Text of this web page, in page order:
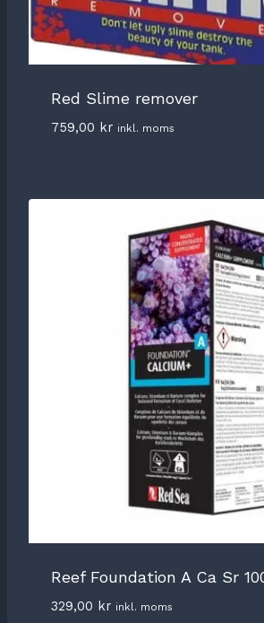
Red Slime remover
759,00 kr inkl. moms
Reef Foundation A Ca Sr
329,00 kr inkl. moms